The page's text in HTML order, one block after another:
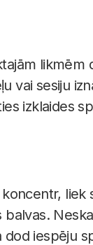
likmēm
vai sesiju
izklaides
liek
iespēju